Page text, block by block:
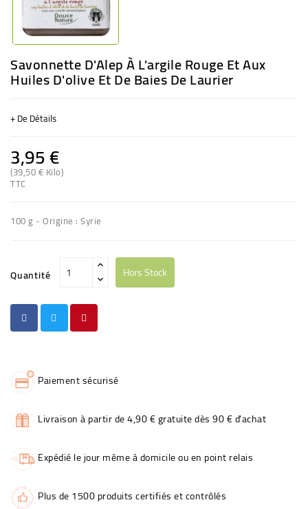
Savonnette D'Alep À L'argile Rouge Et Aux
Huiles D'olive Et De Baies De Laurier
+ De Détails
3,95 €
(39,50 € Kilo)
TTC
100 g - Origine : Syrie
Quantité Hors Stock
Paiement sécurisé
Livraison à partir de 4,90 € gratuite dès 90 € d'achat
Expédié le jour même à domicile ou en point relais
Plus de 1500 produits certifiés et contrôlés